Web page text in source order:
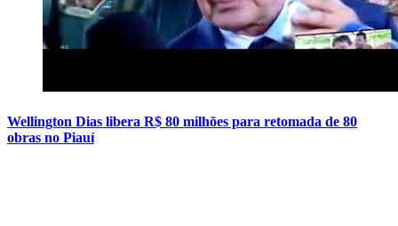
Wellington Dias libera R$ 80 milhões para retomada de 80
obras no Piauí